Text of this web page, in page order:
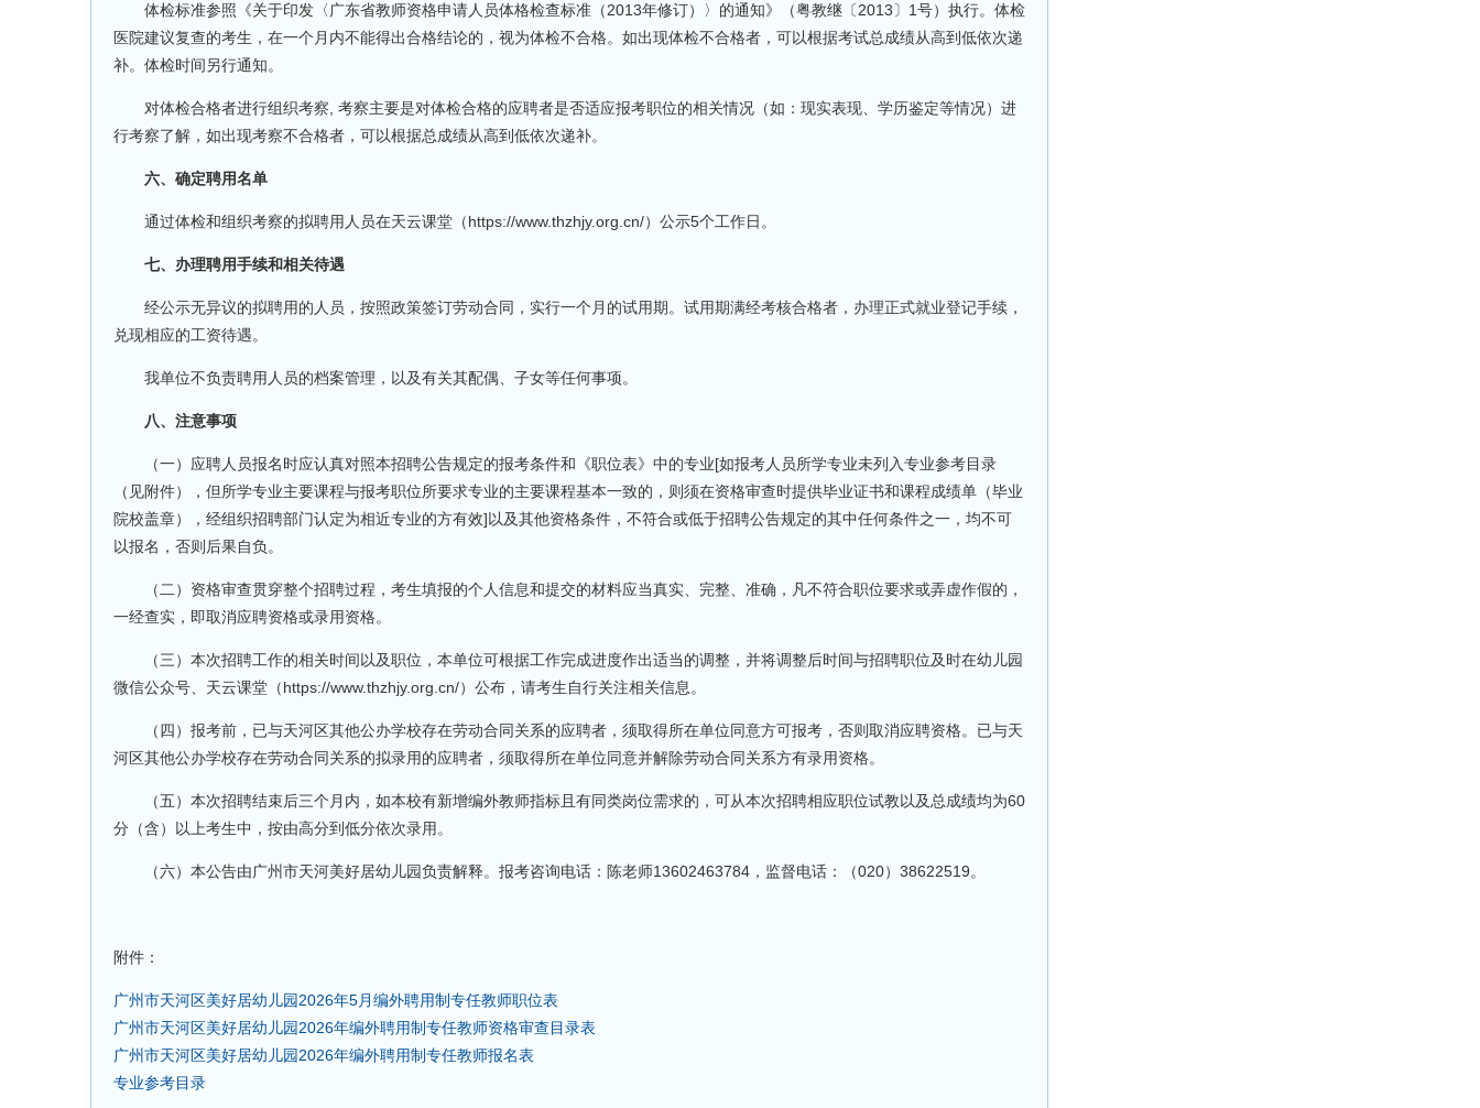
体检标准参照《关于印发〈广东省教师资格申请人员体格检查标准（2013年修订）〉的通知》（粤教继〔2013〕1号）执行。体检
医院建议复查的考生，在一个月内不能得出合格结论的，视为体检不合格。如出现体检不合格者，可以根据考试总成绩从高到低依次递
补。体检时间另行通知。
对体检合格者进行组织考察, 考察主要是对体检合格的应聘者是否适应报考职位的相关情况（如：现实表现、学历鉴定等情况）进
行考察了解，如出现考察不合格者，可以根据总成绩从高到低依次递补。
六、确定聘用名单
通过体检和组织考察的拟聘用人员在天云课堂（https://www.thzhjy.org.cn/）公示5个工作日。
七、办理聘用手续和相关待遇
经公示无异议的拟聘用的人员，按照政策签订劳动合同，实行一个月的试用期。试用期满经考核合格者，办理正式就业登记手续，
兑现相应的工资待遇。
我单位不负责聘用人员的档案管理，以及有关其配偶、子女等任何事项。
八、注意事项
（一）应聘人员报名时应认真对照本招聘公告规定的报考条件和《职位表》中的专业[如报考人员所学专业未列入专业参考目录
（见附件），但所学专业主要课程与报考职位所要求专业的主要课程基本一致的，则须在资格审查时提供毕业证书和课程成绩单（毕业
院校盖章），经组织招聘部门认定为相近专业的方有效]以及其他资格条件，不符合或低于招聘公告规定的其中任何条件之一，均不可
以报名，否则后果自负。
（二）资格审查贯穿整个招聘过程，考生填报的个人信息和提交的材料应当真实、完整、准确，凡不符合职位要求或弄虚作假的，
一经查实，即取消应聘资格或录用资格。
（三）本次招聘工作的相关时间以及职位，本单位可根据工作完成进度作出适当的调整，并将调整后时间与招聘职位及时在幼儿园
微信公众号、天云课堂（https://www.thzhjy.org.cn/）公布，请考生自行关注相关信息。
（四）报考前，已与天河区其他公办学校存在劳动合同关系的应聘者，须取得所在单位同意方可报考，否则取消应聘资格。已与天
河区其他公办学校存在劳动合同关系的拟录用的应聘者，须取得所在单位同意并解除劳动合同关系方有录用资格。
（五）本次招聘结束后三个月内，如本校有新增编外教师指标且有同类岗位需求的，可从本次招聘相应职位试教以及总成绩均为60
分（含）以上考生中，按由高分到低分依次录用。
（六）本公告由广州市天河美好居幼儿园负责解释。报考咨询电话：陈老师13602463784，监督电话：（020）38622519。
附件：
广州市天河区美好居幼儿园2026年5月编外聘用制专任教师职位表
广州市天河区美好居幼儿园2026年编外聘用制专任教师资格审查目录表
广州市天河区美好居幼儿园2026年编外聘用制专任教师报名表
专业参考目录